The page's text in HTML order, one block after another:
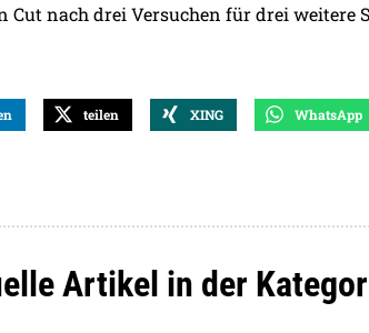
Cut nach drei Versuchen für drei weitere
teilen XING WhatsApp
Artikel in der